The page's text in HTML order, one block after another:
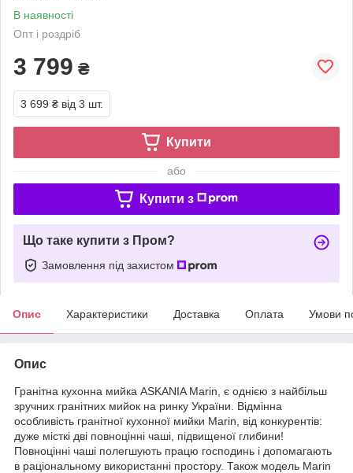
В наявності
Опт і роздріб
3 799 ₴
3 699 ₴ від 3 шт.
Купити
або
Купити з
Що таке купити з Пром?
Замовлення під захистом
Опис Характеристики Доставка Оплата Умови
Опис
Гранітна кухонна мийка ASKANIA Marin, є однією з найбільш
зручних гранітних мийок на ринку України. Відмінна
особливість гранітної кухонної мийки Marin, від конкурентів:
дуже місткі дві повноцінні чаші, підвищеної глибини!
Повноцінні чаші полегшують працю господинь і допомагають
в раціональному використанні простору. Також модель Marin